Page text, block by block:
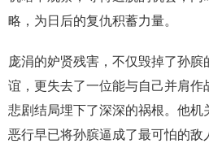
略，为日后的复仇积蓄力量。
庞涓的妒贤残害，不仅毁掉了孙
谊，更失去了一位能与自己并肩作
悲剧结局埋下了深深的祸根。他机
恶行早已将孙膑逼成了最可怕的敌